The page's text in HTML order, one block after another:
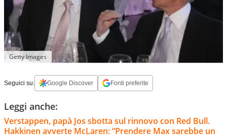
Getty Images
Seguici su: Google Discover Fonti preferite
Leggi anche:
Verstappen, papà Jos sbotta sul rinnovo con Red Bull.
Hakkinen avverte McLaren: “Prendere Max sarebbe un